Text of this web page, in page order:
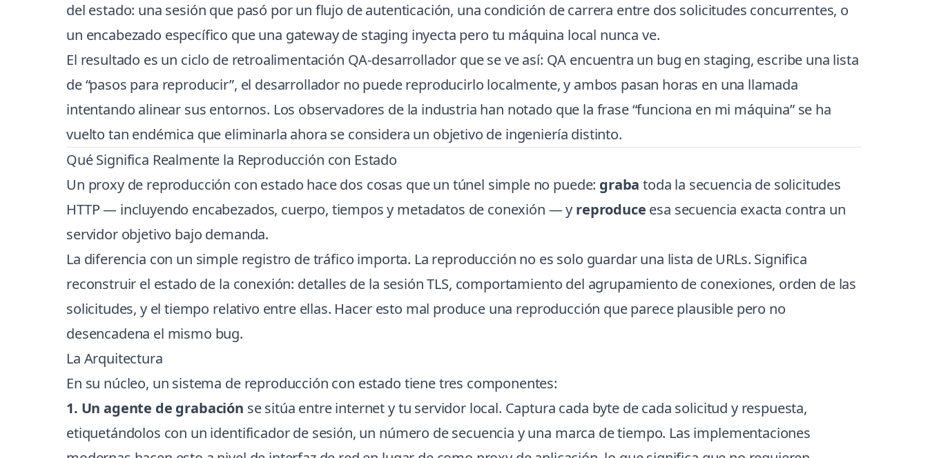
del estado: una sesión que pasó por un flujo de autenticación, una condición de carrera entre dos solicitudes concurrentes, o
un encabezado específico que una gateway de staging inyecta pero tu máquina local nunca ve.
El resultado es un ciclo de retroalimentación QA-desarrollador que se ve así: QA encuentra un bug en staging, escribe una lista
de “pasos para reproducir”, el desarrollador no puede reproducirlo localmente, y ambos pasan horas en una llamada
intentando alinear sus entornos. Los observadores de la industria han notado que la frase “funciona en mi máquina” se ha
vuelto tan endémica que eliminarla ahora se considera un objetivo de ingeniería distinto.
Qué Significa Realmente la Reproducción con Estado
Un proxy de reproducción con estado hace dos cosas que un túnel simple no puede: graba toda la secuencia de solicitudes
HTTP — incluyendo encabezados, cuerpo, tiempos y metadatos de conexión — y reproduce esa secuencia exacta contra un
servidor objetivo bajo demanda.
La diferencia con un simple registro de tráfico importa. La reproducción no es solo guardar una lista de URLs. Significa
reconstruir el estado de la conexión: detalles de la sesión TLS, comportamiento del agrupamiento de conexiones, orden de las
solicitudes, y el tiempo relativo entre ellas. Hacer esto mal produce una reproducción que parece plausible pero no
desencadena el mismo bug.
La Arquitectura
En su núcleo, un sistema de reproducción con estado tiene tres componentes:
1. Un agente de grabación se sitúa entre internet y tu servidor local. Captura cada byte de cada solicitud y respuesta,
etiquetándolos con un identificador de sesión, un número de secuencia y una marca de tiempo. Las implementaciones